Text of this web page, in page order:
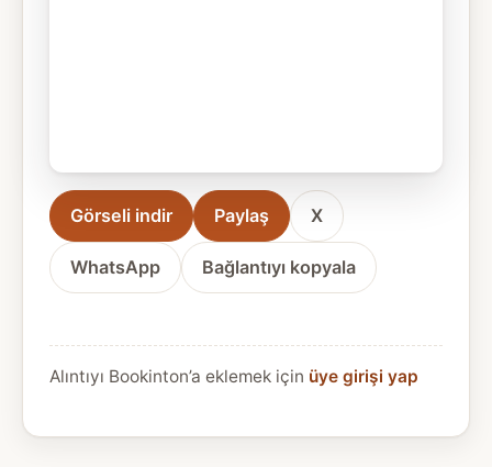
Görseli indir Paylaş X
WhatsApp Bağlantıyı kopyala
Alıntıyı Bookinton’a eklemek için üye girişi yap